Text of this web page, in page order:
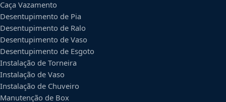
Caça Vazamento
Desentupimento de Pia
Desentupimento de Ralo
Desentupimento de Vaso
Desentupimento de Esgoto
Instalação de Torneira
Instalação de Vaso
Instalação de Chuveiro
Manutenção de Box